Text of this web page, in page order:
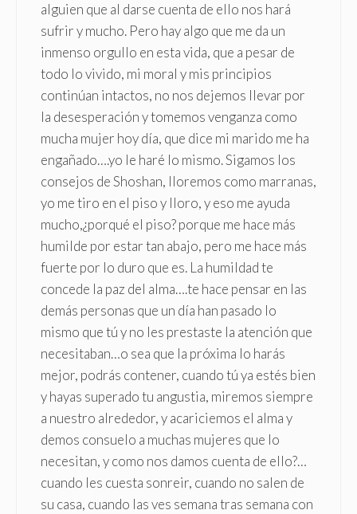
alguien que al darse cuenta de ello nos hará
sufrir y mucho. Pero hay algo que me da un
inmenso orgullo en esta vida, que a pesar de
todo lo vivido, mi moral y mis principios
continúan intactos, no nos dejemos llevar por
la desesperación y tomemos venganza como
mucha mujer hoy día, que dice mi marido me ha
engañado….yo le haré lo mismo. Sigamos los
consejos de Shoshan, lloremos como marranas,
yo me tiro en el piso y lloro, y eso me ayuda
mucho,¿porqué el piso? porque me hace más
humilde por estar tan abajo, pero me hace más
fuerte por lo duro que es. La humildad te
concede la paz del alma….te hace pensar en las
demás personas que un día han pasado lo
mismo que tú y no les prestaste la atención que
necesitaban…o sea que la próxima lo harás
mejor, podrás contener, cuando tú ya estés bien
y hayas superado tu angustia, miremos siempre
a nuestro alrededor, y acariciemos el alma y
demos consuelo a muchas mujeres que lo
necesitan, y como nos damos cuenta de ello?…
cuando les cuesta sonreir, cuando no salen de
su casa, cuando las ves semana tras semana con